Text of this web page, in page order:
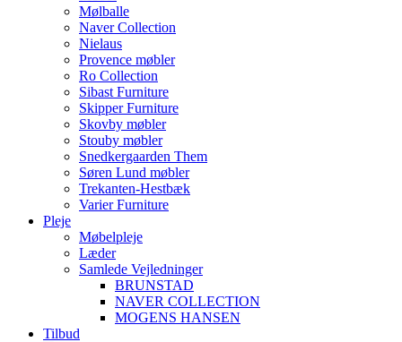
Mølballe
Naver Collection
Nielaus
Provence møbler
Ro Collection
Sibast Furniture
Skipper Furniture
Skovby møbler
Stouby møbler
Snedkergaarden Them
Søren Lund møbler
Trekanten-Hestbæk
Varier Furniture
Pleje
Møbelpleje
Læder
Samlede Vejledninger
BRUNSTAD
NAVER COLLECTION
MOGENS HANSEN
Tilbud